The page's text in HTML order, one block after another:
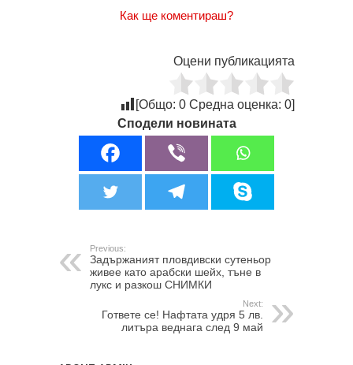
Как ще коментираш?
Оцени публикацията
[Общо: 0 Средна оценка: 0]
Сподели новината
Previous:
Задържаният пловдивски сутеньор
живее като арабски шейх, тъне в
лукс и разкош СНИМКИ
Next:
Гответе се! Нафтата удря 5 лв.
литъра веднага след 9 май